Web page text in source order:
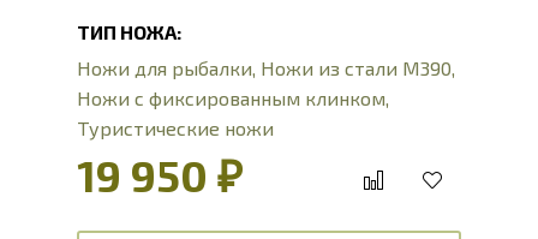
ТИП НОЖА:
Ножи для рыбалки, Ножи из стали М390,
Ножи с фиксированным клинком,
Туристические ножи
19 950 ₽